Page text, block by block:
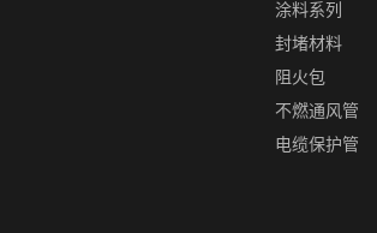
涂料系列
封堵材料
阻火包
不燃通风管
电缆保护管